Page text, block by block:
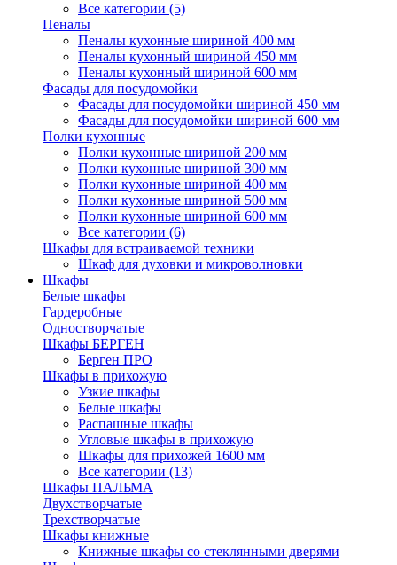
Все категории (5)
Пеналы
Пеналы кухонные шириной 400 мм
Пеналы кухонный шириной 450 мм
Пеналы кухонный шириной 600 мм
Фасады для посудомойки
Фасады для посудомойки шириной 450 мм
Фасады для посудомойки шириной 600 мм
Полки кухонные
Полки кухонные шириной 200 мм
Полки кухонные шириной 300 мм
Полки кухонные шириной 400 мм
Полки кухонные шириной 500 мм
Полки кухонные шириной 600 мм
Все категории (6)
Шкафы для встраиваемой техники
Шкаф для духовки и микроволновки
Шкафы
Белые шкафы
Гардеробные
Одностворчатые
Шкафы БЕРГЕН
Берген ПРО
Шкафы в прихожую
Узкие шкафы
Белые шкафы
Распашные шкафы
Угловые шкафы в прихожую
Шкафы для прихожей 1600 мм
Все категории (13)
Шкафы ПАЛЬМА
Двухстворчатые
Трехстворчатые
Шкафы книжные
Книжные шкафы со стеклянными дверями